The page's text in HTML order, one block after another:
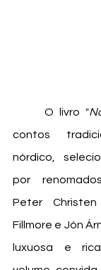
	O livro "
contos
nórdico,
por
Peter Christen
Fillmore e Jón
luxuosa e